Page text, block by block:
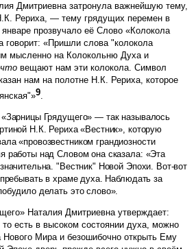
Дмитриевна затронула важнейшую тему,
Рериха, — тему грядущих перемен в
прозвучало её Слово «Колокола
говорит: «Пришли слова "колокола
мысленно на Колокольню Духа и
что вещают нам эти колокола. Символ
нам на полотне Н.К. Рериха, которое
9.
Грядущего» — так называлось
Н.К. Рериха «Вестник», которую
«провозвестником грандиозности
работы над Словом она сказала: «Эта
"Вестник" Новой Эпохи. Вот-вот
в храме духа. Наблюдать за
делать это слово».
Наталия Дмитриевна утверждает:
есть в высоком состоянии духа, можно
Нового Мира и безошибочно открыть Ему